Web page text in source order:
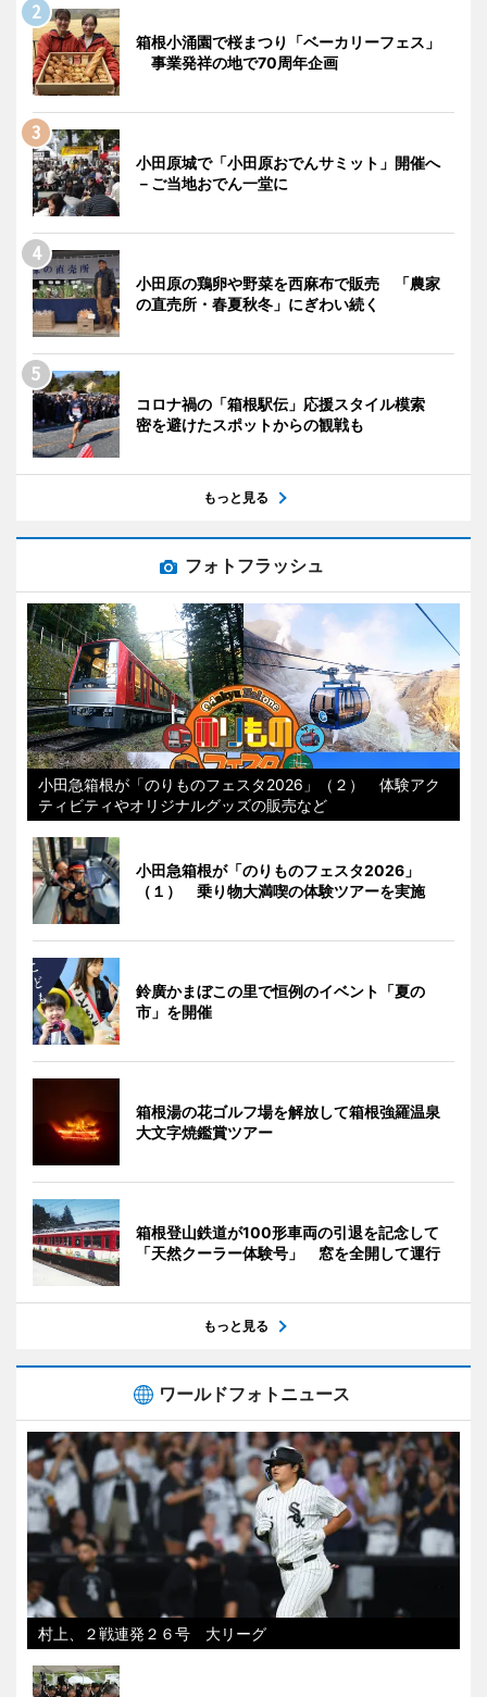
箱根小涌園で桜まつり「ベーカリーフェス」
事業発祥の地で70周年企画
小田原城で「小田原おでんサミット」開催へ
－ご当地おでん一堂に
小田原の鶏卵や野菜を西麻布で販売 「農家
の直売所・春夏秋冬」にぎわい続く
コロナ禍の「箱根駅伝」応援スタイル模索
密を避けたスポットからの観戦も
もっと見る
フォトフラッシュ
小田急箱根が「のりものフェスタ2026」（２） 体験アク
ティビティやオリジナルグッズの販売など
小田急箱根が「のりものフェスタ2026」
（１） 乗り物大満喫の体験ツアーを実施
鈴廣かまぼこの里で恒例のイベント「夏の
市」を開催
箱根湯の花ゴルフ場を解放して箱根強羅温泉
大文字焼鑑賞ツアー
箱根登山鉄道が100形車両の引退を記念して
「天然クーラー体験号」 窓を全開して運行
もっと見る
ワールドフォトニュース
村上、２戦連発２６号 大リーグ